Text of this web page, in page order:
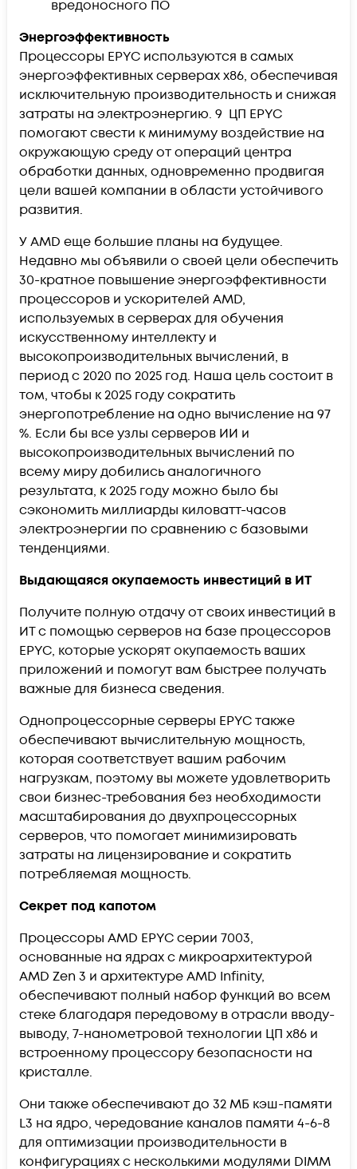
вредоносного ПО
Энергоэффективность
Процессоры EPYC используются в самых
энергоэффективных серверах x86, обеспечивая
исключительную производительность и снижая
затраты на электроэнергию. 9 ЦП EPYC
помогают свести к минимуму воздействие на
окружающую среду от операций центра
обработки данных, одновременно продвигая
цели вашей компании в области устойчивого
развития.
У AMD еще большие планы на будущее.
Недавно мы объявили о своей цели обеспечить
30-кратное повышение энергоэффективности
процессоров и ускорителей AMD,
используемых в серверах для обучения
искусственному интеллекту и
высокопроизводительных вычислений, в
период с 2020 по 2025 год. Наша цель состоит в
том, чтобы к 2025 году сократить
энергопотребление на одно вычисление на 97
%. Если бы все узлы серверов ИИ и
высокопроизводительных вычислений по
всему миру добились аналогичного
результата, к 2025 году можно было бы
сэкономить миллиарды киловатт-часов
электроэнергии по сравнению с базовыми
тенденциями.
Выдающаяся окупаемость инвестиций в ИТ
Получите полную отдачу от своих инвестиций в
ИТ с помощью серверов на базе процессоров
EPYC, которые ускорят окупаемость ваших
приложений и помогут вам быстрее получать
важные для бизнеса сведения.
Однопроцессорные серверы EPYC также
обеспечивают вычислительную мощность,
которая соответствует вашим рабочим
нагрузкам, поэтому вы можете удовлетворить
свои бизнес-требования без необходимости
масштабирования до двухпроцессорных
серверов, что помогает минимизировать
затраты на лицензирование и сократить
потребляемая мощность.
Секрет под капотом
Процессоры AMD EPYC серии 7003,
основанные на ядрах с микроархитектурой
AMD Zen 3 и архитектуре AMD Infinity,
обеспечивают полный набор функций во всем
стеке благодаря передовому в отрасли вводу-
выводу, 7-нанометровой технологии ЦП x86 и
встроенному процессору безопасности на
кристалле.
Они также обеспечивают до 32 МБ кэш-памяти
L3 на ядро, чередование каналов памяти 4-6-8
для оптимизации производительности в
конфигурациях с несколькими модулями DIMM